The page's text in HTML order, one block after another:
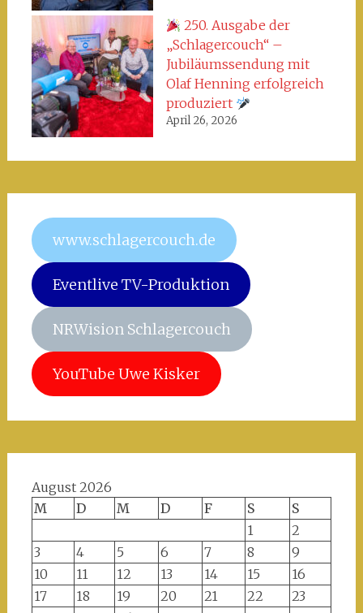
250. Ausgabe der
„Schlagercouch“ –
Jubiläumssendung mit
Olaf Henning erfolgreich
produziert
April 26, 2026
www.schlagercouch.de
Eventlive TV-Produktion
NRWision Schlagercouch
YouTube Uwe Kisker
August 2026
M
D M D F S
S
1
2
3
4 5 6 7 8
9
10
11 12 13 14 15
16
17
18 19 20 21 22
23